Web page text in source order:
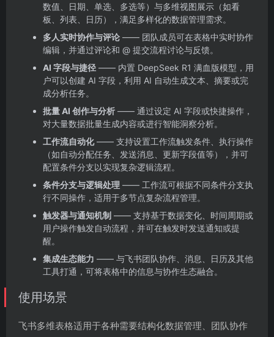
数值、日期、单选、多选等）与多维视图展示（如看
板、列表、日历），满足多样化的数据管理需求。
多人实时协作与评论 —— 团队成员可在表格中实时协作
编辑，并通过评论和 @ 提交流程讨论与反馈。
AI 字段与捷径 —— 内置 DeepSeek R1 满血版模型，用
户可以创建 AI 字段，利用 AI 自动生成文本、摘要或完
成分析任务。
批量 AI 创作与分析 —— 通过设定 AI 字段或快捷操作，
对大量数据批量生成内容或进行智能洞察分析。
工作流自动化—— 支持设置工作流触发条件、执行操作
（如自动分配任务、发送消息、更新字段值等），并可
配置条件分支以实现复杂逻辑流程。
条件分支与逻辑处理 —— 工作流可根据不同条件分支执
行不同操作，适用于多节点复杂流程管理。
触发器与通知机制 —— 支持基于数据变化、时间周期或
用户操作触发自动流程，并可在触发时发送通知或提
醒。
集成生态能力 —— 与飞书团队协作、消息、日历及其他
工具打通，可将表格中的信息与协作生态融合。
使用场景
飞书多维表格适用于各种需要结构化数据管理、团队协作